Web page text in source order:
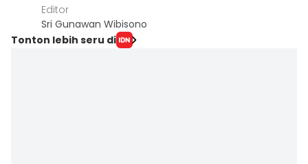
Editor
Sri Gunawan Wibisono
Tonton lebih seru di